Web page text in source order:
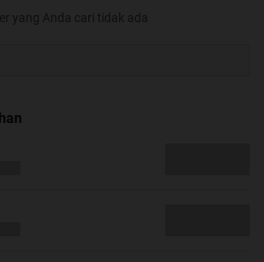
yang Anda cari tidak ada